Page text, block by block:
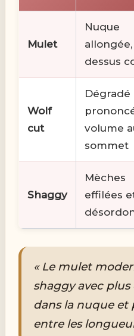
Mulet
Nuque
allongée,
dessus
Wolf
cut
Dégradé
volume
sommet
Shaggy
Mèches
effilées
« Le mulet
shaggy avec
dans la nuque et
entre les